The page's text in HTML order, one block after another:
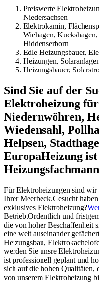
Preiswerte
Niedersachsen
Elektrokamin,
Wiehagen,
Hiddenserborn
Edle Heizungsbauer,
Heizungen,
Heizungsbauer,
Sind Sie auf der
Elektroheizung
Niedernwöhren,
Wiedensahl,
Helpsen,
EuropaHeizung
Für Elektroheizungen sind wir
Ihrer Meerbeck.Gesucht
exklusives Elektroheizung?
Betrieb.Ordentlich und
die von hoher Beschaffenheit
eine weit auseinander
Heizungsbau,
werden Sie unsre
ist professionell geplant und
sich auf die hohen Qualitäten,
von unserem Elektroheizung